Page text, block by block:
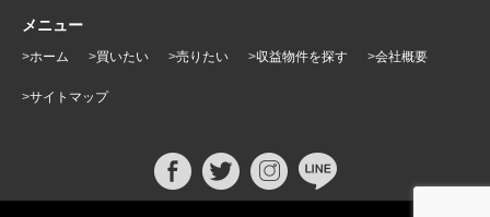
メニュー
ホーム 買いたい 売りたい 収益物件を探す 会社概要
サイトマップ